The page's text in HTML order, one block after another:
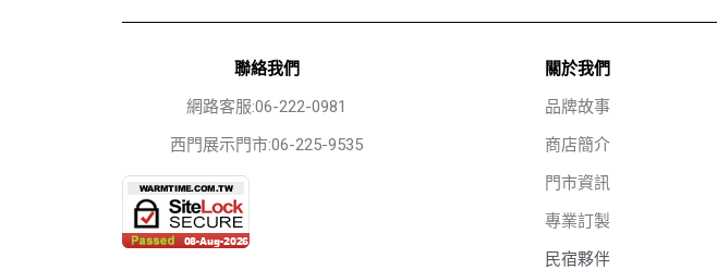
聯絡我們
網路客服:06-222-0981
西門展示門市:06-225-9535
關於我們
品牌故事
商店簡介
門市資訊
專業訂製
民宿夥伴